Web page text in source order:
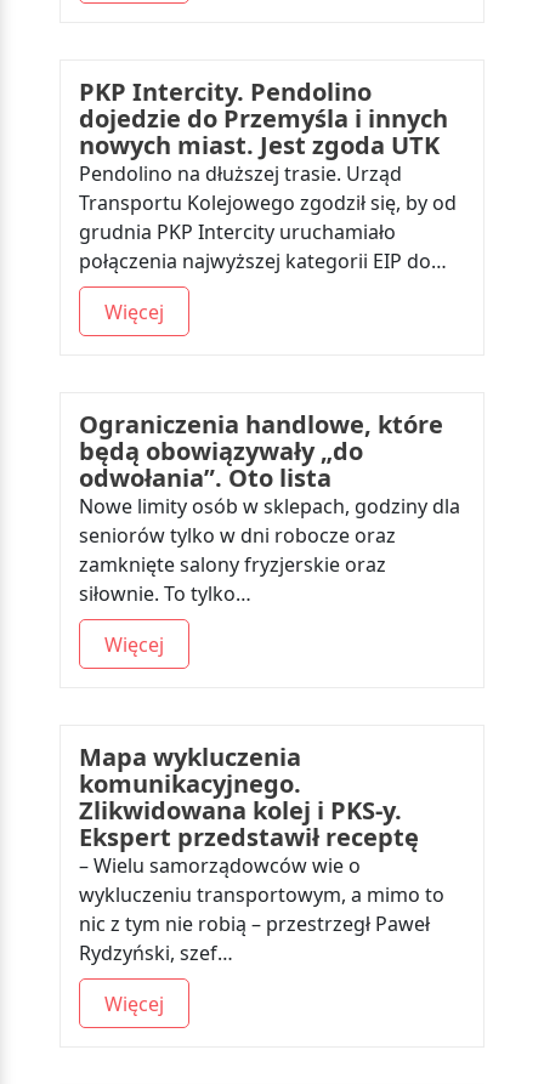
PKP Intercity. Pendolino
dojedzie do Przemyśla i innych
nowych miast. Jest zgoda UTK
Pendolino na dłuższej trasie. Urząd
Transportu Kolejowego zgodził się, by od
grudnia PKP Intercity uruchamiało
połączenia najwyższej kategorii EIP do…
Więcej
Ograniczenia handlowe, które
będą obowiązywały „do
odwołania”. Oto lista
Nowe limity osób w sklepach, godziny dla
seniorów tylko w dni robocze oraz
zamknięte salony fryzjerskie oraz
siłownie. To tylko…
Więcej
Mapa wykluczenia
komunikacyjnego.
Zlikwidowana kolej i PKS-y.
Ekspert przedstawił receptę
– Wielu samorządowców wie o
wykluczeniu transportowym, a mimo to
nic z tym nie robią – przestrzegł Paweł
Rydzyński, szef…
Więcej